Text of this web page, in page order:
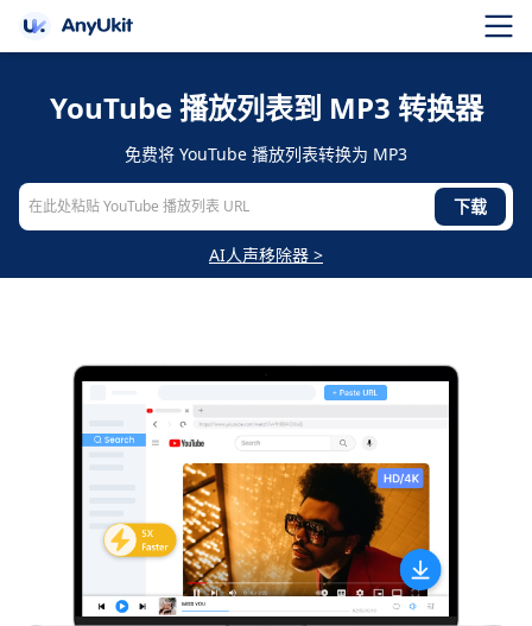
YouTube 播放列表到 MP3 转换器
免费将 YouTube 播放列表转换为 MP3
下载
AI人声移除器 >